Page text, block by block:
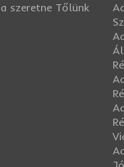
szeretne Tőlünk